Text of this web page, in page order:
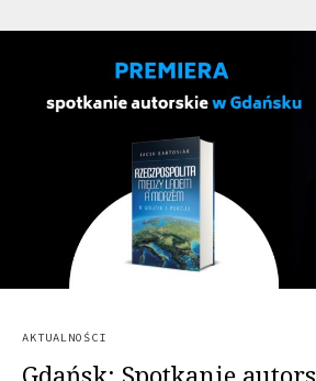
AKTUALNOŚCI